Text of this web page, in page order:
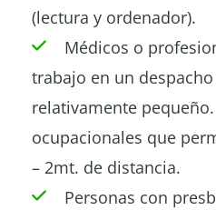
(lectura y ordenador).
Médicos o
trabajo en un
relativamente
ocupacionales que
– 2mt. de distancia.
Personas con